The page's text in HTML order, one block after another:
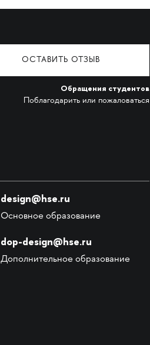
ОСТАВИТЬ ОТЗЫВ
Обращения студентов
Поблагодарить или пожаловаться
design@hse.ru
Основное образование
dop-design@hse.ru
Дополнительное образование